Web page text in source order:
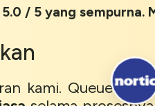
/ 5 yang sempurna.
kami. Queue-Fair